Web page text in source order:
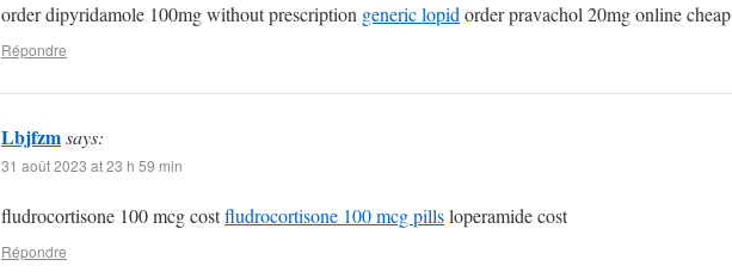
order dipyridamole 100mg without prescription generic lopid order pravachol 20mg online cheap
Répondre
Lbjfzmsays:
31 août 2023 at 23 h 59 min
fludrocortisone 100 mcg costfludrocortisone 100 mcg pillsloperamide cost
Répondre